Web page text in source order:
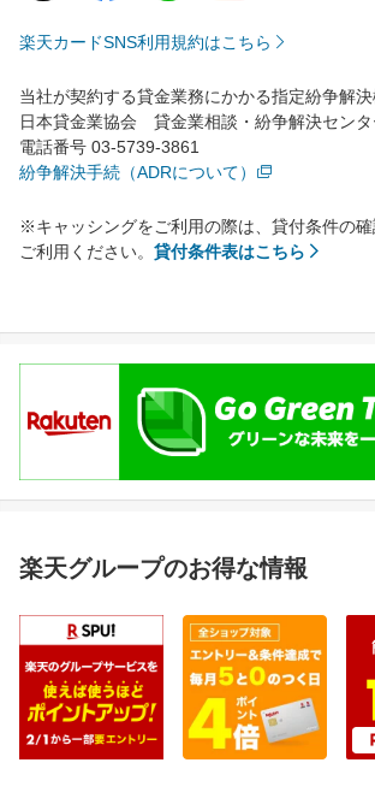
楽天カードSNS利用規約はこちら
当社が契約する貸金業務にかかる指定紛争解
日本貸金業協会 貸金業相談・紛争解決センタ
電話番号 03-5739-3861
紛争解決手続（ADRについて）
※キャッシングをご利用の際は、貸付条件の
ご利用ください。 貸付条件表はこちら
楽天グループのお得な情報